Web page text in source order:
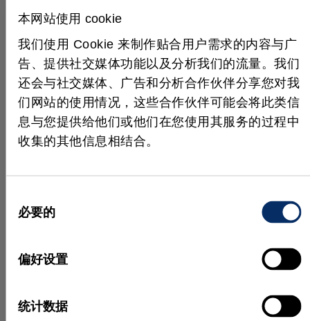
本网站使用 cookie
我们使用 Cookie 来制作贴合用户需求的内容与广
告、提供社交媒体功能以及分析我们的流量。我们
还会与社交媒体、广告和分析合作伙伴分享您对我
们网站的使用情况，这些合作伙伴可能会将此类信
息与您提供给他们或他们在您使用其服务的过程中
收集的其他信息相结合。
必要的
偏好设置
统计数据
图 6：人工操作员读取改道
包裹的标签，并贴上正确的
条形码。
上运行的两个 OCR 软
件线程的结果与 i-Cam
的 OCR 结果进行比
较。如果三个 OCR 测
量中至少有两个结果匹配，则作业完成。如果没有，
则将包裹改道至另一条传送带，人工操作员会在该处
读取标签并贴上正确的条形码。十年前，在 Quelle
没有条形码读取或机器视觉应用（图 6）。
上使用 i-Cam OCR 和 HALCON 的 OCR 软件可以显
最后，将包裹转移到金属托盘（图 7）上，金属托盘